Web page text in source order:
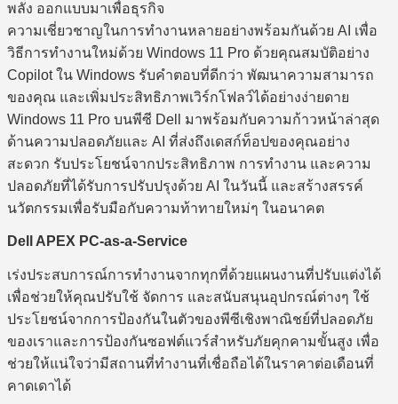
พลัง ออกแบบมาเพื่อธุรกิจ
ความเชี่ยวชาญในการทำงานหลายอย่างพร้อมกันด้วย AI เพื่อ
วิธีการทำงานใหม่ด้วย Windows 11 Pro ด้วยคุณสมบัติอย่าง
Copilot ใน Windows รับคำตอบที่ดีกว่า พัฒนาความสามารถ
ของคุณ และเพิ่มประสิทธิภาพเวิร์กโฟลว์ได้อย่างง่ายดาย
Windows 11 Pro บนพีซี Dell มาพร้อมกับความก้าวหน้าล่าสุด
ด้านความปลอดภัยและ AI ที่ส่งถึงเดสก์ท็อปของคุณอย่าง
สะดวก รับประโยชน์จากประสิทธิภาพ การทำงาน และความ
ปลอดภัยที่ได้รับการปรับปรุงด้วย AI ในวันนี้ และสร้างสรรค์
นวัตกรรมเพื่อรับมือกับความท้าทายใหม่ๆ ในอนาคต
Dell APEX PC-as-a-Service
เร่งประสบการณ์การทำงานจากทุกที่ด้วยแผนงานที่ปรับแต่งได้
เพื่อช่วยให้คุณปรับใช้ จัดการ และสนับสนุนอุปกรณ์ต่างๆ ใช้
ประโยชน์จากการป้องกันในตัวของพีซีเชิงพาณิชย์ที่ปลอดภัย
ของเราและการป้องกันซอฟต์แวร์สำหรับภัยคุกคามขั้นสูง เพื่อ
ช่วยให้แน่ใจว่ามีสถานที่ทำงานที่เชื่อถือได้ในราคาต่อเดือนที่
คาดเดาได้